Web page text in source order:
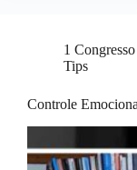
1
Tips
Controle